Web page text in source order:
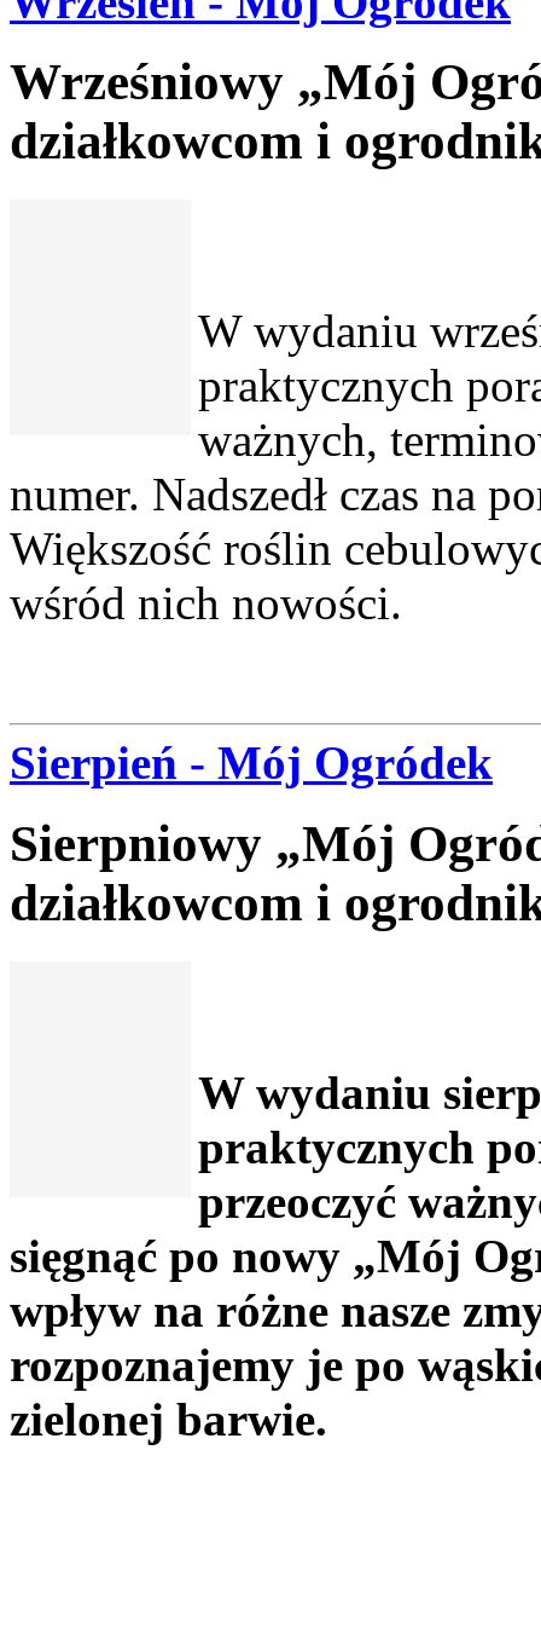
Wrześniowy „Mój
działkowcom i
W wydaniu
praktycznych
ważnych,
numer. Nadszedł czas na
Większość roślin
wśród nich nowości.
Sierpień - Mój Ogródek
Sierpniowy „Mój
działkowcom i
W wydaniu
praktycznych
przeoczyć
sięgnąć po nowy „Mój
wpływ na różne nasze
rozpoznajemy je po
zielonej barwie.